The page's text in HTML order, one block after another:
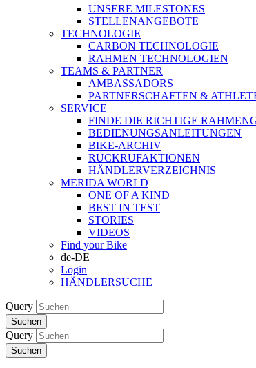
UNSERE MILESTONES
STELLENANGEBOTE
TECHNOLOGIE
CARBON TECHNOLOGIE
RAHMEN TECHNOLOGIEN
TEAMS & PARTNER
AMBASSADORS
PARTNERSCHAFTEN &
SERVICE
FINDE DIE RICHTIGE
BEDIENUNGSANLEITUNGEN
BIKE-ARCHIV
RÜCKRUFAKTIONEN
HÄNDLERVERZEICHNIS
MERIDA WORLD
ONE OF A KIND
BEST IN TEST
STORIES
VIDEOS
Find your Bike
de-DE
Login
HÄNDLERSUCHE
Query
Suchen
Query
Suchen